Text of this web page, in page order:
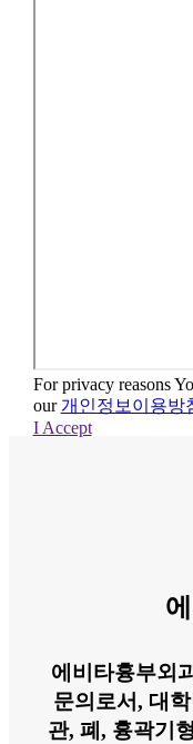
For privacy reasons
our개인정보이용방
I Accept
에비타흉부외
문의로서, 대
관, 폐, 흉곽기